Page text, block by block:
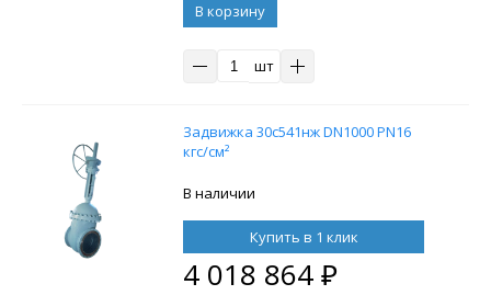
В корзину
шт
Задвижка 30с541нж DN1000 PN16
кгс/см²
В наличии
Купить в 1 клик
4 018 864₽